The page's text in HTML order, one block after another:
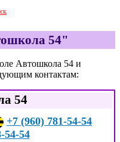
54"
Автошкола 54 и
контактам:
54
+7 (960) 781-54-54
54-54